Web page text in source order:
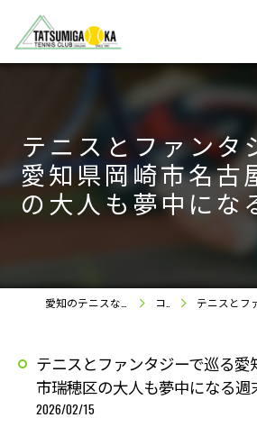
テニスとファンタ
愛知県岡崎市名古
の大人も夢中にな
コラム テニスとファンタジーで巡
テニスとファンタジーで巡る愛
市瑞穂区の大人も夢中になる週
2026/02/15